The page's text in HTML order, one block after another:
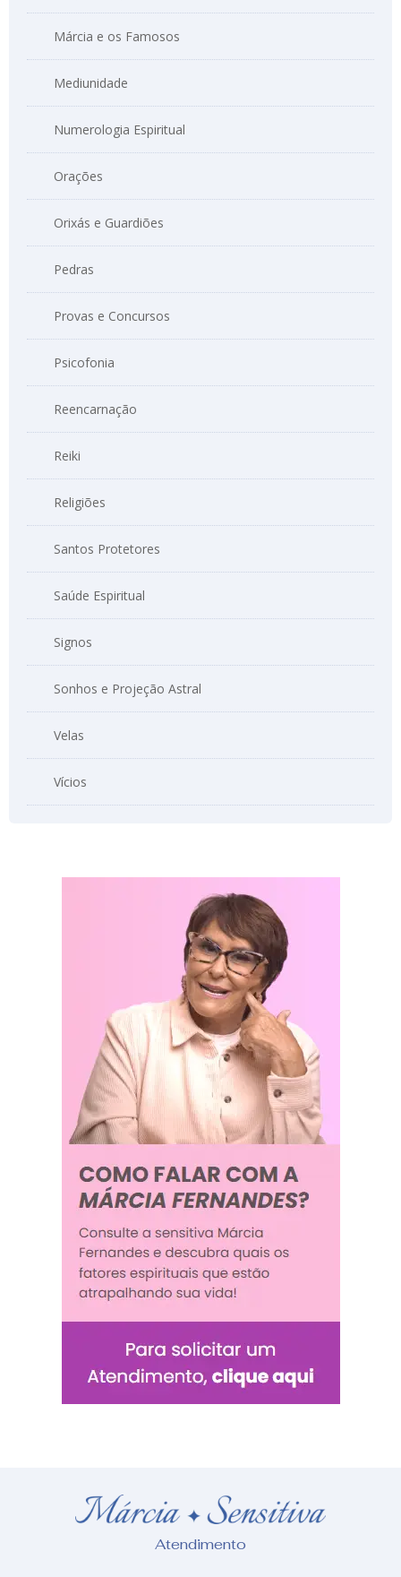
Márcia e os Famosos
Mediunidade
Numerologia Espiritual
Orações
Orixás e Guardiões
Pedras
Provas e Concursos
Psicofonia
Reencarnação
Reiki
Religiões
Santos Protetores
Saúde Espiritual
Signos
Sonhos e Projeção Astral
Velas
Vícios
Atendimento